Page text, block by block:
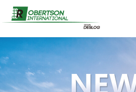
Présentation